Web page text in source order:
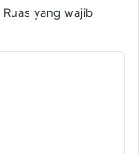
Ruas yang wajib